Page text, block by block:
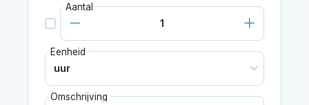
Aantal
Eenheid
Omschrijving